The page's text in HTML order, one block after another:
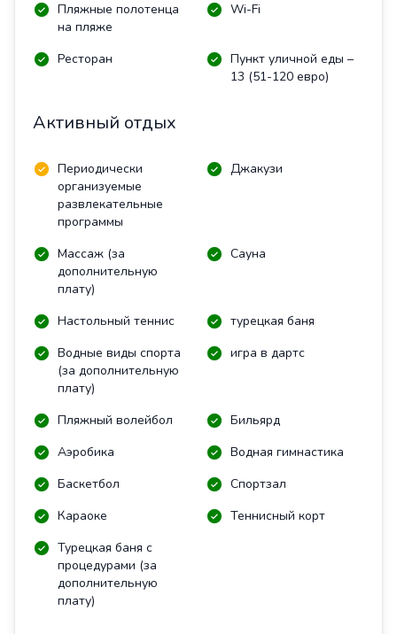
Пляжные полотенца
на пляже
Wi-Fi
Ресторан
Пункт уличной еды –
13 (51-120 евро)
Активный отдых
Периодически
организуемые
развлекательные
программы
Джакузи
Массаж (за
дополнительную
плату)
Сауна
Настольный теннис
турецкая баня
Водные виды спорта
(за дополнительную
плату)
игра в дартс
Пляжный волейбол
Бильярд
Аэробика
Водная гимнастика
Баскетбол
Спортзал
Караоке
Теннисный корт
Турецкая баня с
процедурами (за
дополнительную
плату)